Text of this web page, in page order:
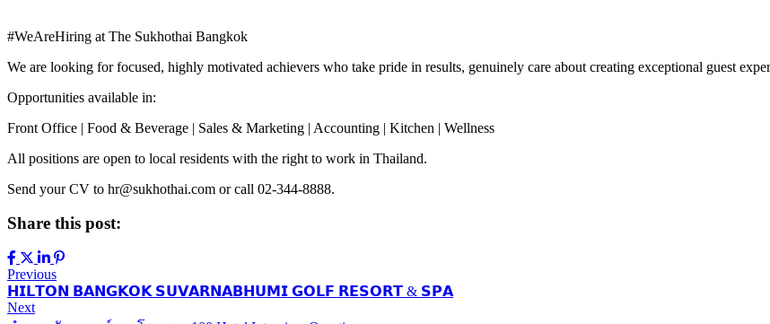
#WeAreHiring at The Sukhothai Bangkok
We are looking for focused, highly motivated achievers who take pride in results, genuinely care about creating exceptional guest
Opportunities available in:
Front Office | Food & Beverage | Sales & Marketing | Accounting | Kitchen | Wellness
All positions are open to local residents with the right to work in Thailand.
Send your CV to hr@sukhothai.com or call 02-344-8888.
Share this post:
Previous
𝗛𝗜𝗟𝗧𝗢𝗡 𝗕𝗔𝗡𝗚𝗞𝗢𝗞 𝗦𝗨𝗩𝗔𝗥𝗡𝗔𝗕𝗛𝗨𝗠𝗜 𝗚𝗢𝗟𝗙 𝗥𝗘𝗦𝗢𝗥𝗧 & 𝗦𝗣𝗔
Next